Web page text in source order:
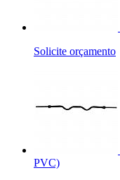
Solicite orçamento
PVC)